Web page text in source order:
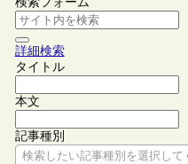
詳細検索
タイトル
本文
記事種別
検索したい記事種別を選択して